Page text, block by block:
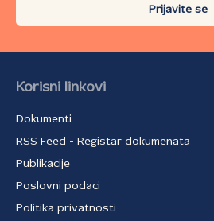
Prijavite se
Korisni linkovi
Dokumenti
RSS Feed - Registar dokumenata
Publikacije
Poslovni podaci
Politika privatnosti